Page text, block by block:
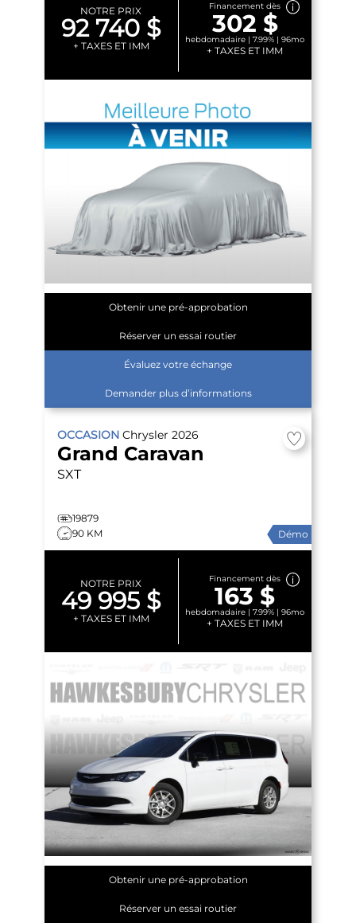
NOTRE PRIX
92 740 $
+ TAXES ET IMM
Financement dès
302 $
hebdomadaire | 7.99% | 96mo
+ TAXES ET IMM
Obtenir une pré-approbation
Réserver un essai routier
Évaluez votre échange
Demander plus d’informations
OCCASION Chrysler 2026
Grand Caravan
SXT
19879
90 KM
Démo
NOTRE PRIX
49 995 $
+ TAXES ET IMM
Financement dès
163 $
hebdomadaire | 7.99% | 96mo
+ TAXES ET IMM
Obtenir une pré-approbation
Réserver un essai routier